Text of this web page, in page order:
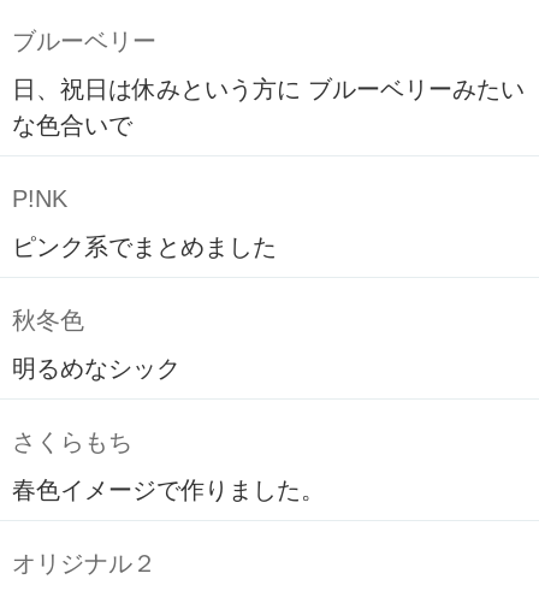
ブルーベリー
日、祝日は休みという方に ブルーベリーみたい
な色合いで
P!NK
ピンク系でまとめました
秋冬色
明るめなシック
さくらもち
春色イメージで作りました。
オリジナル２